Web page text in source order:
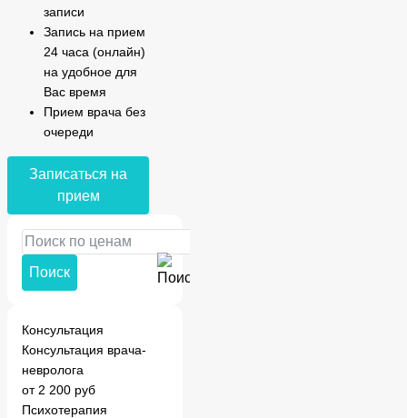
записи
Запись на прием
24 часа (онлайн)
на удобное для
Вас время
Прием врача без
очереди
Записаться на
прием
Поиск
Консультация
Консультация врача-
невролога
от 2 200 руб
Психотерапия